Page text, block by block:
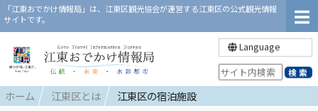
「江東おでかけ情報局」は、江東区観光協会が運営する江東区の公式観光情報
サイトです。
Language
ホーム 江東区とは 江東区の宿泊施設